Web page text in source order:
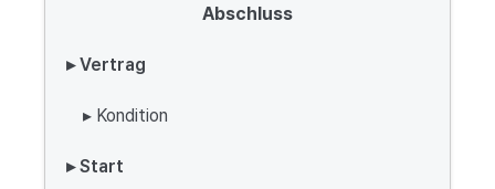
Abschluss
▸ Vertrag
▸ Kondition
▸ Start